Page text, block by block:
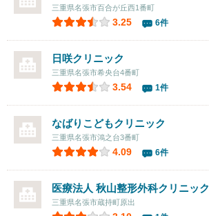
三重県名張市百合が丘西1番町
3.25 6件
日咲クリニック
三重県名張市希央台4番町
3.54 1件
なばりこどもクリニック
三重県名張市鴻之台3番町
4.09 6件
医療法人 秋山整形外科クリニック
三重県名張市蔵持町原出